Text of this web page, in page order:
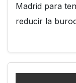
Madrid para
reducir la